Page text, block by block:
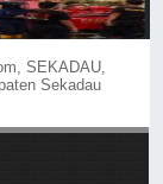
SEKADAU,
Sekadau